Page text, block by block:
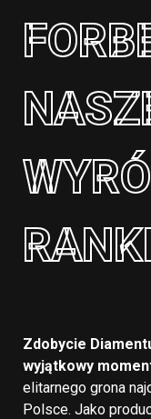
Zdobycie
wyjątkowy
elitarnego grona
Polsce. Jako